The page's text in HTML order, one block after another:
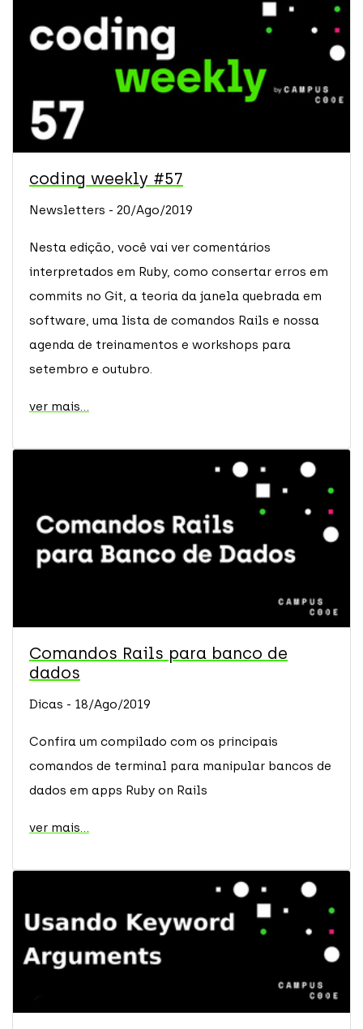
coding weekly #57
Newsletters - 20/Ago/2019
Nesta edição, você vai ver comentários
interpretados em Ruby, como consertar erros em
commits no Git, a teoria da janela quebrada em
software, uma lista de comandos Rails e nossa
agenda de treinamentos e workshops para
setembro e outubro.
ver mais...
Comandos Rails para banco de
dados
Dicas - 18/Ago/2019
Confira um compilado com os principais
comandos de terminal para manipular bancos de
dados em apps Ruby on Rails
ver mais...